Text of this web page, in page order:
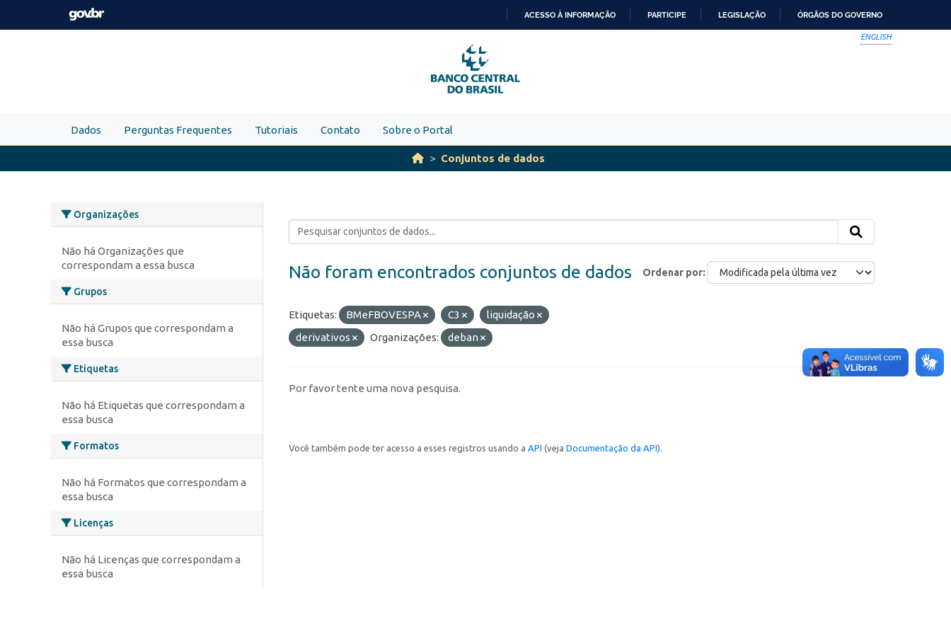
Skip to main content
PARA
O
CONTEÚDO
ACESSO À INFORMAÇÃO PARTICIPE LEGISLAÇÃO ÓRGÃOS DO GOVERNO
ENGLISH
Dados Perguntas Frequentes Tutoriais Contato Sobre o Portal
Conjuntos de dados
Organizações
Não há Organizações que
correspondam a essa busca
Grupos
Não há Grupos que correspondam a
essa busca
Etiquetas
Não há Etiquetas que correspondam a
essa busca
Formatos
Não há Formatos que correspondam a
essa busca
Licenças
Não há Licenças que correspondam a
essa busca
Ordenar por
Não foram encontrados conjuntos de dados
Etiquetas: BMeFBOVESPA C3
liquidação
derivativos
Organizações: deban
Por favor tente uma nova pesquisa.
Você também pode ter acesso a esses registros usando a API (veja Documentação da API).